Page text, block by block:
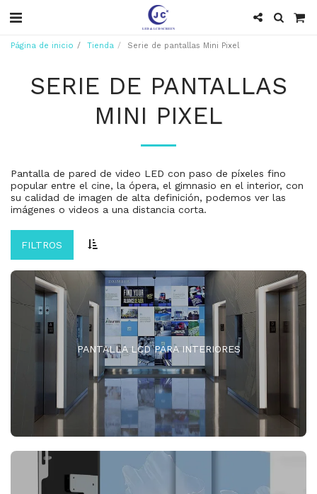
Página de inicio Tienda Serie de pantallas Mini Pixel
SERIE DE PANTALLAS
MINI PIXEL
Pantalla de pared de video LED con paso de píxeles fino
popular entre el cine, la ópera, el gimnasio en el interior, con
su calidad de imagen de alta definición, podemos ver las
imágenes o videos a una distancia corta.
FILTROS
PANTALLA LCD PARA INTERIORES